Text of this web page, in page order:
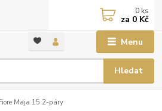
Menu
Hledat
0 ks
za 0 Kč
Maja 15 2-páry